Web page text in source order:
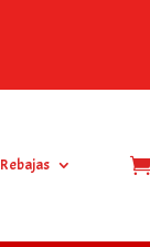
Rebajas